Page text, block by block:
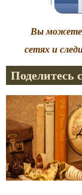
Вы можете
сетях и
Поделитесь